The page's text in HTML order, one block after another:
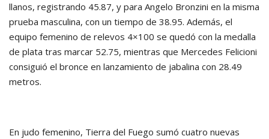
llanos, registrando 45.87, y para Angelo Bronzini en la misma
prueba masculina, con un tiempo de 38.95. Además, el
equipo femenino de relevos 4×100 se quedó con la medalla
de plata tras marcar 52.75, mientras que Mercedes Felicioni
consiguió el bronce en lanzamiento de jabalina con 28.49
metros.
En judo femenino, Tierra del Fuego sumó cuatro nuevas